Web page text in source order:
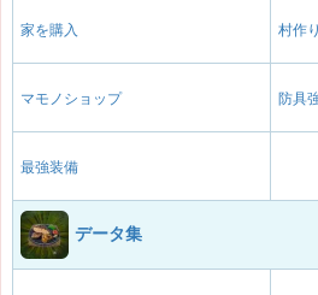
家を購入 村作り
マモノショップ 防具
最強装備
データ集